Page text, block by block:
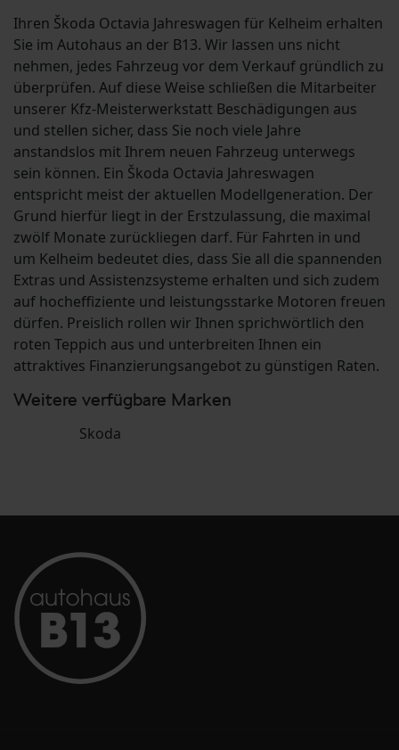
Ihren Škoda Octavia Jahreswagen für Kelheim erhalten
Sie im Autohaus an der B13. Wir lassen uns nicht
nehmen, jedes Fahrzeug vor dem Verkauf gründlich zu
überprüfen. Auf diese Weise schließen die Mitarbeiter
unserer Kfz-Meisterwerkstatt Beschädigungen aus
und stellen sicher, dass Sie noch viele Jahre
anstandslos mit Ihrem neuen Fahrzeug unterwegs
sein können. Ein Škoda Octavia Jahreswagen
entspricht meist der aktuellen Modellgeneration. Der
Grund hierfür liegt in der Erstzulassung, die maximal
zwölf Monate zurückliegen darf. Für Fahrten in und
um Kelheim bedeutet dies, dass Sie all die spannenden
Extras und Assistenzsysteme erhalten und sich zudem
auf hocheffiziente und leistungsstarke Motoren freuen
dürfen. Preislich rollen wir Ihnen sprichwörtlich den
roten Teppich aus und unterbreiten Ihnen ein
attraktives Finanzierungsangebot zu günstigen Raten.
Weitere verfügbare Marken
Skoda